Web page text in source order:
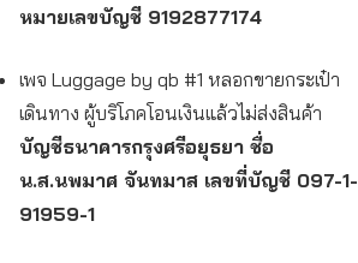
หมายเลขบัญชี 9192877174
เพจ Luggage by qb #1 หลอกขายกระเป๋า
เดินทาง ผู้บริโภคโอนเงินแล้วไม่ส่งสินค้า
บัญชีธนาคารกรุงศรีอยุธยา ชื่อ
น.ส.นพมาศ จันทมาส เลขที่บัญชี 097-1-
91959-1